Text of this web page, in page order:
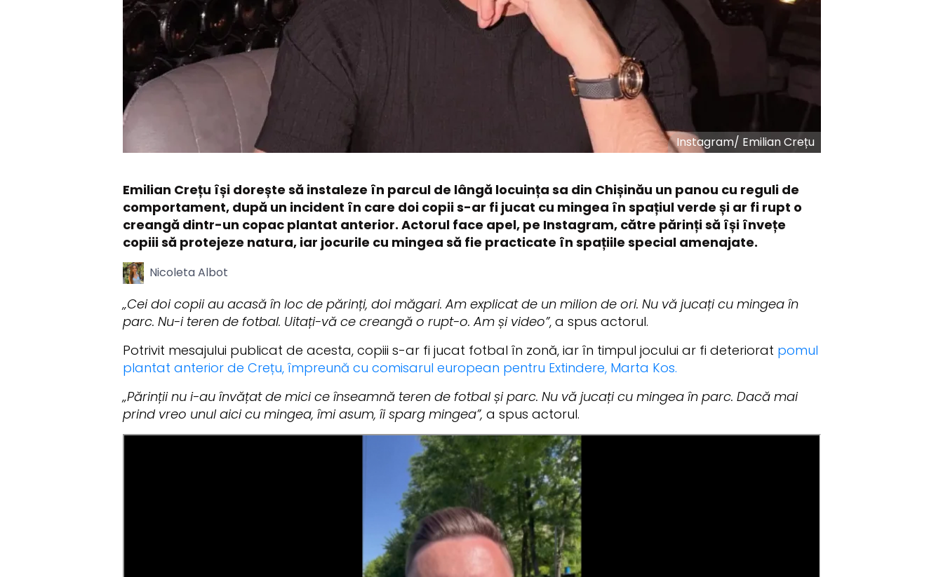
Instagram/ Emilian Crețu
Emilian Crețu își dorește să instaleze în parcul de lângă locuința sa din Chișinău un panou cu reguli de
comportament, după un incident în care doi copii s-ar fi jucat cu mingea în spațiul verde și ar fi rupt o
creangă dintr-un copac plantat anterior. Actorul face apel, pe Instagram, către părinți să își învețe
copiii să protejeze natura, iar jocurile cu mingea să fie practicate în spațiile special amenajate.
Nicoleta Albot
„Cei doi copii au acasă în loc de părinți, doi măgari. Am explicat de un milion de ori. Nu vă jucați cu mingea în
parc. Nu-i teren de fotbal. Uitați-vă ce creangă o rupt-o. Am și video”, a spus actorul.
Potrivit mesajului publicat de acesta, copiii s-ar fi jucat fotbal în zonă, iar în timpul jocului ar fi deteriorat pomul
plantat anterior de Crețu, împreună cu comisarul european pentru Extindere, Marta Kos.
„Părinții nu i-au învățat de mici ce înseamnă teren de fotbal și parc. Nu vă jucați cu mingea în parc. Dacă mai
prind vreo unul aici cu mingea, îmi asum, îi sparg mingea”, a spus actorul.